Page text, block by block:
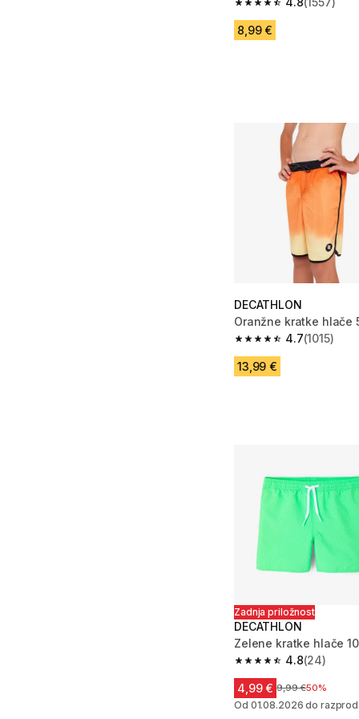
4.8 od 5 zvezdic from
8,99 €
DECATHLON
Oranžne kratke hlače
4.7
4.7 od 5 zvezdic from
(1015)
13,99 €
Zadnja priložnost
DECATHLON
Zelene kratke hlače
4.8
4.8 od 5 zvezdic from
(24)
4,99 € Cena pred
9,99 €50%
Od 01.08.2026 do